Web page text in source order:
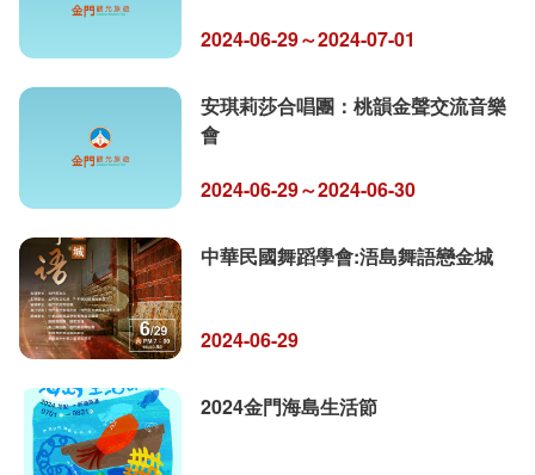
2024-06-29～2024-07-01
安琪莉莎合唱團：桃韻金聲交流音樂
會
2024-06-29～2024-06-30
中華民國舞蹈學會:浯島舞語戀金城
2024-06-29
2024金門海島生活節